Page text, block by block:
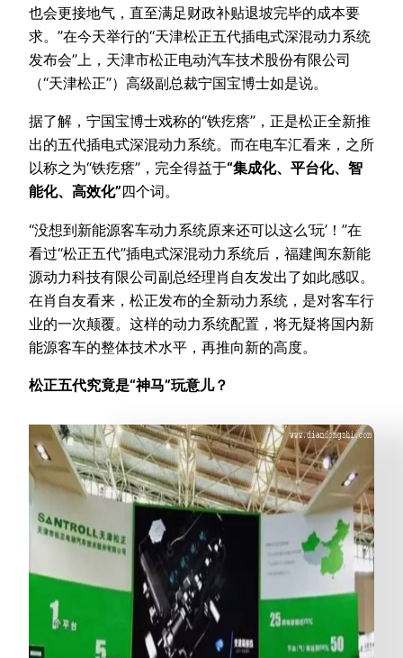
也会更接地气，直至满足财政补贴退坡完毕的成本要
求。”在今天举行的“天津松正五代插电式深混动力系统
发布会”上，天津市松正电动汽车技术股份有限公司
（“天津松正”）高级副总裁宁国宝博士如是说。
据了解，宁国宝博士戏称的“铁疙瘩”，正是松正全新推
出的五代插电式深混动力系统。而在电车汇看来，之所
以称之为“铁疙瘩”，完全得益于“集成化、平台化、智
能化、高效化”四个词。
“没想到新能源客车动力系统原来还可以这么‘玩’！”在
看过“松正五代”插电式深混动力系统后，福建闽东新能
源动力科技有限公司副总经理肖自友发出了如此感叹。
在肖自友看来，松正发布的全新动力系统，是对客车行
业的一次颠覆。这样的动力系统配置，将无疑将国内新
能源客车的整体技术水平，再推向新的高度。
松正五代究竟是“神马”玩意儿？